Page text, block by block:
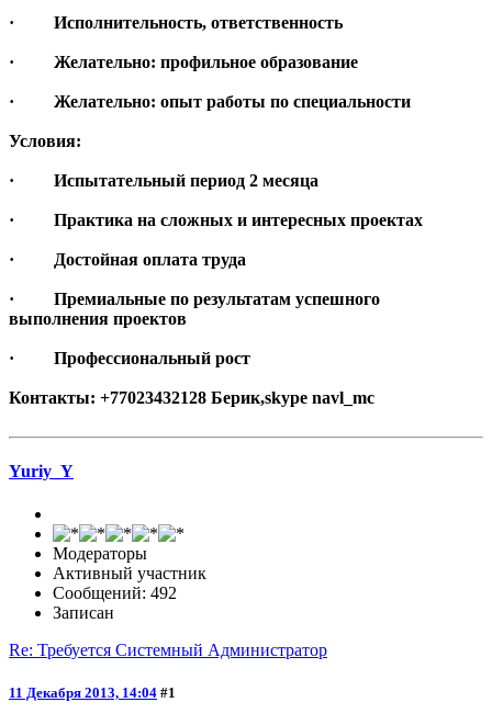
· Исполнительность, ответственность
· Желательно: профильное образование
· Желательно: опыт работы по специальности
Условия:
· Испытательный период 2 месяца
· Практика на сложных и интересных проектах
· Достойная оплата труда
· Премиальные по результатам успешного
выполнения проектов
· Профессиональный рост
Контакты: +77023432128 Берик,skype navl_mc
Yuriy_Y
Модераторы
Активный участник
Сообщений: 492
Записан
Re: Требуется Системный Администратор
11 Декабря 2013, 14:04 #1